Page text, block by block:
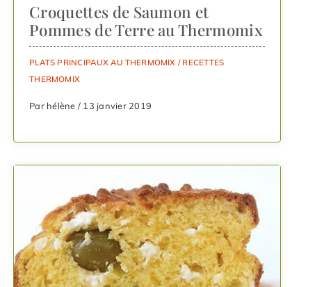
Croquettes de Saumon et
Pommes de Terre au Thermomix
PLATS PRINCIPAUX AU THERMOMIX / RECETTES
THERMOMIX
Par hélène / 13 janvier 2019